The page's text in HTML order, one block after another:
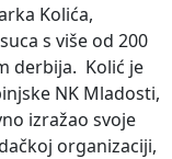
Kolića,
s više od 200
derbija. Kolić je
NK Mladosti,
izražao svoje
organizaciji,